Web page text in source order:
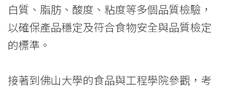
白質、脂肪、酸度、粘度等多個品質檢驗，
以確保產品穩定及符合食物安全與品質檢定
的標準。
接著到佛山大學的食品與工程學院參觀，考